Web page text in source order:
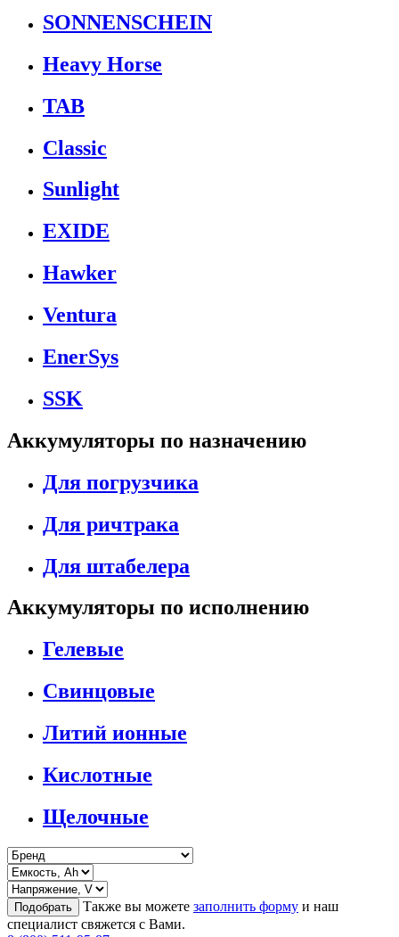
SONNENSCHEIN
Heavy Horse
TAB
Classic
Sunlight
EXIDE
Hawker
Ventura
EnerSys
SSK
Аккумуляторы по назначению
Для погрузчика
Для ричтрака
Для штабелера
Аккумуляторы по исполнению
Гелевые
Свинцовые
Литий ионные
Кислотные
Щелочные
Подобрать Также вы можете заполнить форму и наш
специалист свяжется с Вами.